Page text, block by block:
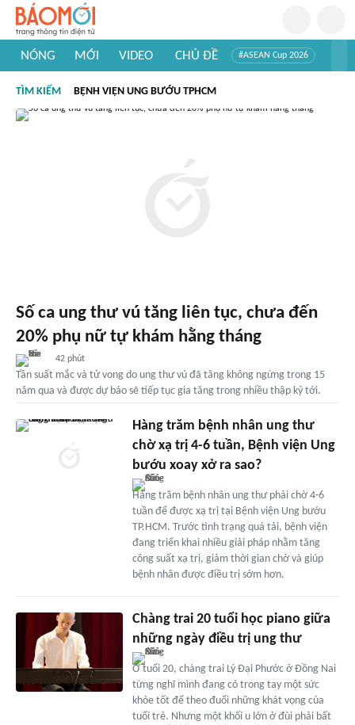
NÓNG MỚI VIDEO CHỦ ĐỀ #ASEAN Cup 2026
#Khám phá thế giới
TÌM KIẾM BỆNH VIỆN UNG BƯỚU TPHCM
Số ca ung thư vú tăng liên tục, chưa đến
20% phụ nữ tự khám hằng tháng
42 phút
Tần suất mắc và tử vong do ung thư vú đã tăng không ngừng trong 15
năm qua và được dự báo sẽ tiếp tục gia tăng trong nhiều thập kỷ tới.
Hàng trăm bệnh nhân ung thư
chờ xạ trị 4-6 tuần, Bệnh viện Ung
bướu xoay xở ra sao?
Hàng trăm bệnh nhân ung thư phải chờ 4-6
tuần để được xạ trị tại Bệnh viện Ung bướu
TP.HCM. Trước tình trạng quá tải, bệnh viện
đang triển khai nhiều giải pháp nhằm tăng
công suất xạ trị, giảm thời gian chờ và giúp
bệnh nhân được điều trị sớm hơn.
Chàng trai 20 tuổi học piano giữa
những ngày điều trị ung thư
Ở tuổi 20, chàng trai Lý Đại Phước ở Đồng Nai
từng nghĩ mình đang có trong tay một sức
khỏe tốt để theo đuổi những khát vọng của
tuổi trẻ. Nhưng một khối u lớn ở đùi phải bất